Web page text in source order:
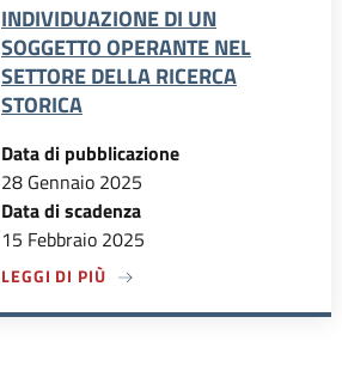
TECNICO SCIENTIFICO - ISUC
INDIVIDUAZIONE DI UN
SOGGETTO OPERANTE NEL
SETTORE DELLA RICERCA
STORICA
Data di pubblicazione
28 Gennaio 2025
Data di scadenza
15 Febbraio 2025
LEGGI DI PIÙA PROPOSITO DI